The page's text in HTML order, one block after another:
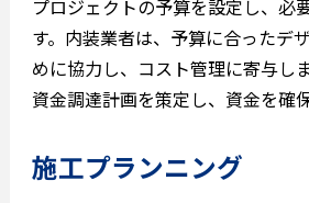
プロジェクトの予算を設定し、必
す。内装業者は、予算に合ったデ
めに協力し、コスト管理に寄与し
資金調達計画を策定し、資金を確保
施工プランニング